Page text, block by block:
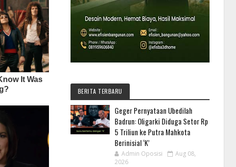
BERITA TERBARU
Geger Pernyataan Ubedilah
Badrun: Oligarki Diduga Setor Rp
5 Triliun ke Putra Mahkota
Berinisial ‘K’
Admin Oposisi
Aug 08,
2026